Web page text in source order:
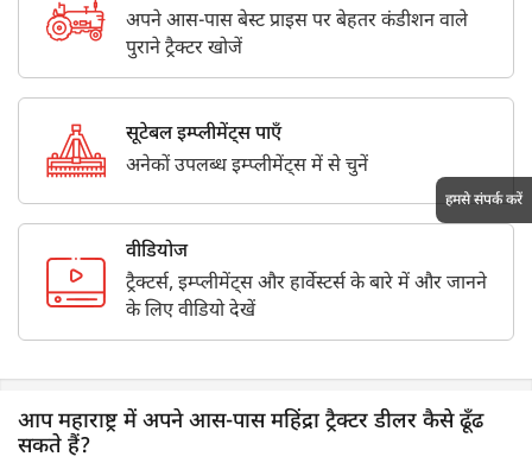
अपने आस-पास बेस्ट प्राइस पर बेहतर कंडीशन वाले
पुराने ट्रैक्टर खोजें
सूटेबल इम्प्लीमेंट्स पाएँ
अनेकों उपलब्ध इम्प्लीमेंट्स में से चुनें
वीडियोज
ट्रैक्टर्स, इम्प्लीमेंट्स और हार्वेस्टर्स के बारे में और जानने
के लिए वीडियो देखें
आप महाराष्ट्र में अपने आस-पास महिंद्रा ट्रैक्टर डीलर कैसे ढूँढ
सकते हैं?
हमसे संपर्क करें